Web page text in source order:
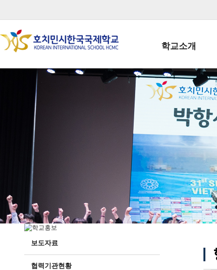
학교소개
학교장인사말
학생회장인사말
학교상징
학교 CI
교직원현황
학생현황
위치/전화
전경사진
보도자료
협력기관현황